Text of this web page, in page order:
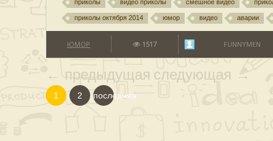
приколы видео приколы смешное видео
приколы октября 2014 юмор видео аварии
ЮМОР 1517 FUNNYMEN
← предыдущая следующая →
1 2 последняя